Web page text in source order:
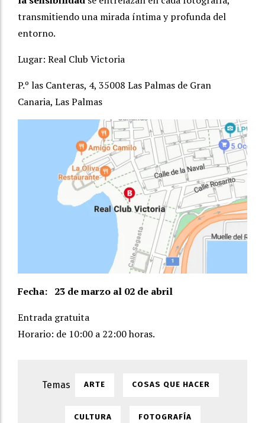
transmitiendo una mirada íntima y profunda del
entorno.
Lugar: Real Club Victoria
P.º las Canteras, 4, 35008 Las Palmas de Gran
Canaria, Las Palmas
Fecha: 23 de marzo al 02 de abril
Entrada gratuita
Horario: de 10:00 a 22:00 horas.
ARTE COSAS QUE HACER
CULTURA FOTOGRAFÍA